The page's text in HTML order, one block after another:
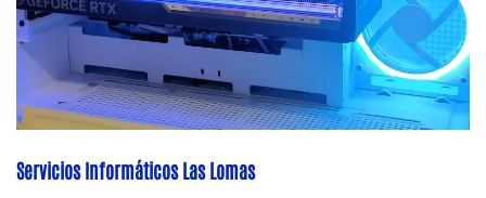
Servicios Informáticos Las Lomas